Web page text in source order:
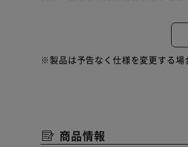
2灯(内側)→2灯(外側)→全灯→消灯
本製品にはリモコンは付属されてお
※製品は予告なく仕様を変更する場
商品情報